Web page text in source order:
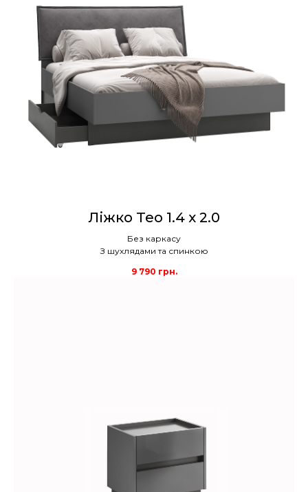
Ліжко Teo 1.4 x 2.0
Без каркасу
З шухлядами та спинкою
9 790 грн.